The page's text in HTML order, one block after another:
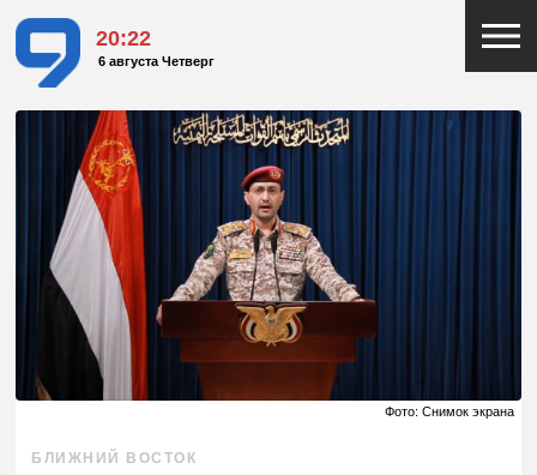
20:22
6 августа Четверг
Фото: Снимок экрана
БЛИЖНИЙ ВОСТОК